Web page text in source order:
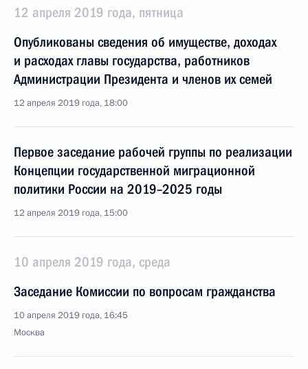
12 апреля 2019 года, пятница
Опубликованы сведения об имуществе, доходах
и расходах главы государства, работников
Администрации Президента и членов их семей
12 апреля 2019 года, 18:00
Первое заседание рабочей группы по реализации
Концепции государственной миграционной
политики России на 2019–2025 годы
12 апреля 2019 года, 15:00
10 апреля 2019 года, среда
Заседание Комиссии по вопросам гражданства
10 апреля 2019 года, 16:45
Москва